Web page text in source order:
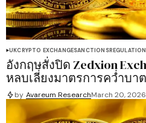
UKCRYPTO EXCHANGESANCTIONSREGULATION
อังกฤษสั่งปิด Zedxion
หลบเลี่ยงมาตรการคว่ำบา
by Avareum ResearchMarch 20, 2026